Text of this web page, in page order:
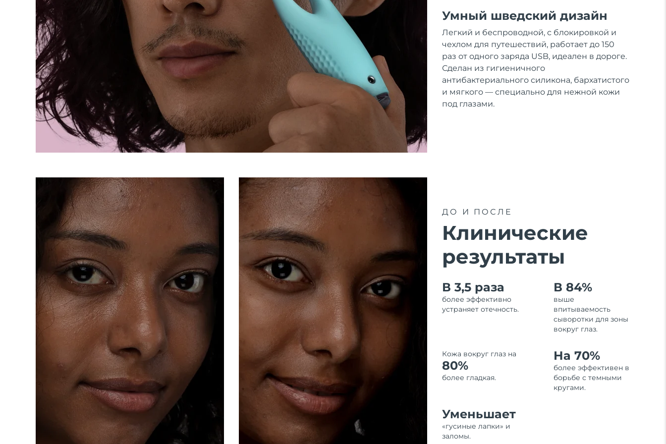
Умный шведский дизайн
Легкий и беспроводной, с блокировкой и
чехлом для путешествий, работает до 150
раз от одного заряда USB, идеален в дороге.
Сделан из гигиеничного
антибактериального силикона, бархатистого
и мягкого — специально для нежной кожи
под глазами.
ДО И ПОСЛЕ
Клинические
результаты
В 3,5 раза
более эффективно
устраняет отечность.
В 84%
выше
впитываемость
сыворотки для зоны
вокруг глаз.
Кожа вокруг глаз на
80%
более гладкая.
На 70%
более эффективен в
борьбе с темными
кругами.
Уменьшает
«гусиные лапки» и
заломы.